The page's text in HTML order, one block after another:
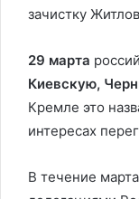
зачистку
29 марта
Киевскую,
Кремле это
интересах
В течение